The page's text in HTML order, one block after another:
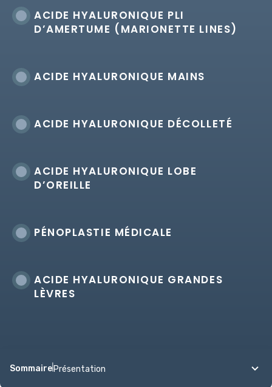
ACIDE HYALURONIQUE PLI
D’AMERTUME (MARIONETTE LINES)
ACIDE HYALURONIQUE MAINS
ACIDE HYALURONIQUE DÉCOLLETÉ
ACIDE HYALURONIQUE LOBE
D’OREILLE
PÉNOPLASTIE MÉDICALE
ACIDE HYALURONIQUE GRANDES
LÈVRES
Sommaire Présentation